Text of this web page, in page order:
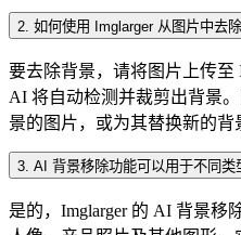
2. 如何使用 Imglarger 从图片中去除
要去除背景，请将图片上传至
AI 将自动检测并裁剪出背景
景的图片，或为其替换新的背
3. AI 背景移除功能可以用于不同类
是的，Imglarger 的 AI 背景移